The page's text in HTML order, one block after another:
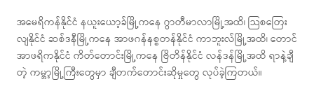
အမေရိကန်နိုင်ငံ နယူးယော့ခ်မြို့ကနေ ဂွာတီမာလာမြို့အထိ၊ သြစတြေး
လျနိုင်ငံ ဆစ်ဒနီမြို့ကနေ အာဖဂန်နစ္စတန်နိုင်ငံ ကာဘူးလ်မြို့အထိ၊ တောင်
အာဖရိကနိုင်ငံ ကိတ်တောင်းမြို့ကနေ ဗြိတိန်နိုင်ငံ လန်ဒန်မြို့အထိ ရာနဲ့ချီ
တဲ့ ကမ္ဘာ့မြို့ကြီးတွေမှာ ချီတက်တောင်းဆိုမှုတွေ လုပ်ခဲ့ကြတယ်။